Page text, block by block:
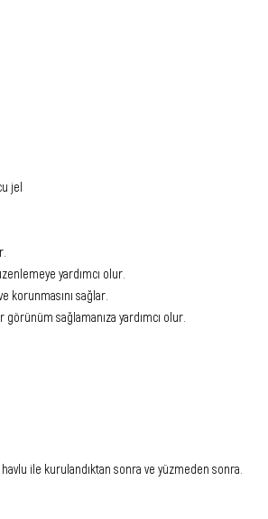
jel
yardımcı olur.
korunmasını sağlar.
sağlamanıza yardımcı olur.
ile kurulandıktan sonra ve yüzmeden sonra.